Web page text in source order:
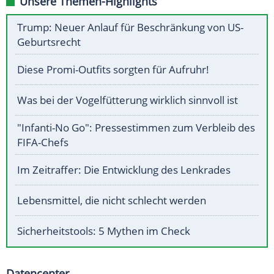
Trump: Neuer Anlauf für Beschränkung von US-
Geburtsrecht
Diese Promi-Outfits sorgten für Aufruhr!
Was bei der Vogelfütterung wirklich sinnvoll ist
"Infanti-No Go": Pressestimmen zum Verbleib des
FIFA-Chefs
Im Zeitraffer: Die Entwicklung des Lenkrades
Lebensmittel, die nicht schlecht werden
Sicherheitstools: 5 Mythen im Check